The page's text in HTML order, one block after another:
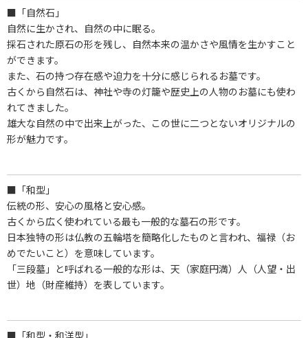
■「自然石」
自然に生かされ、自然の中に眠る。
採石された原石の形を残し、自然本来の温かさや風情を生かすこと
ができます。
また、石の持つ存在感や迫力を十分に感じられるお墓です。
古くから自然石は、神社や寺の灯籠や歴史上の人物のお墓にも使わ
れてきました。
雄大な自然の中で出来上がった、この世に二つとないオリジナルの
形が魅力です。
■「和型」
伝統の形、安心の風格と安心感。
古くから広く使われている最も一般的な墓石の形です。
日本独特の形は仏教の五輪塔を簡略化したものと言われ、福禄（お
めでたいこと）を意味しています。
「三段墓」と呼ばれる一般的な形は、天（家庭円満）人（人望・出
世）地（財産維持）を表しています。